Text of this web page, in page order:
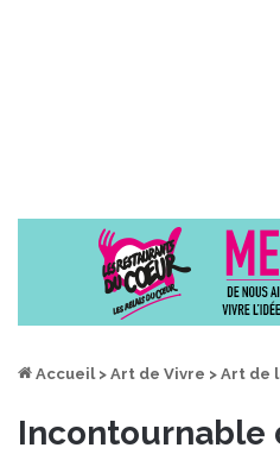
Accueil > Art de Vivre > Art de
Incontournable